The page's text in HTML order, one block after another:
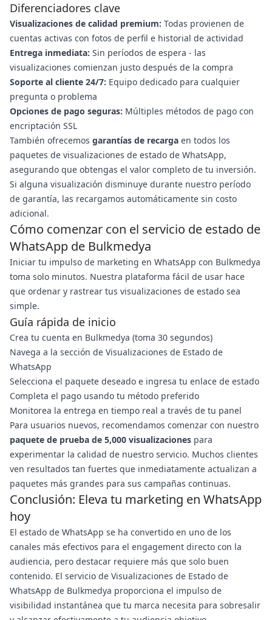
Diferenciadores clave
Visualizaciones de calidad premium: Todas provienen de
cuentas activas con fotos de perfil e historial de actividad
Entrega inmediata: Sin períodos de espera - las
visualizaciones comienzan justo después de la compra
Soporte al cliente 24/7: Equipo dedicado para cualquier
pregunta o problema
Opciones de pago seguras: Múltiples métodos de pago con
encriptación SSL
También ofrecemos garantías de recarga en todos los
paquetes de visualizaciones de estado de WhatsApp,
asegurando que obtengas el valor completo de tu inversión.
Si alguna visualización disminuye durante nuestro período
de garantía, las recargamos automáticamente sin costo
adicional.
Cómo comenzar con el servicio de estado de
WhatsApp de Bulkmedya
Iniciar tu impulso de marketing en WhatsApp con Bulkmedya
toma solo minutos. Nuestra plataforma fácil de usar hace
que ordenar y rastrear tus visualizaciones de estado sea
simple.
Guía rápida de inicio
Crea tu cuenta en Bulkmedya (toma 30 segundos)
Navega a la sección de Visualizaciones de Estado de
WhatsApp
Selecciona el paquete deseado e ingresa tu enlace de estado
Completa el pago usando tu método preferido
Monitorea la entrega en tiempo real a través de tu panel
Para usuarios nuevos, recomendamos comenzar con nuestro
paquete de prueba de 5,000 visualizaciones para
experimentar la calidad de nuestro servicio. Muchos clientes
ven resultados tan fuertes que inmediatamente actualizan a
paquetes más grandes para sus campañas continuas.
Conclusión: Eleva tu marketing en WhatsApp
hoy
El estado de WhatsApp se ha convertido en uno de los
canales más efectivos para el engagement directo con la
audiencia, pero destacar requiere más que solo buen
contenido. El servicio de Visualizaciones de Estado de
WhatsApp de Bulkmedya proporciona el impulso de
visibilidad instantánea que tu marca necesita para sobresalir